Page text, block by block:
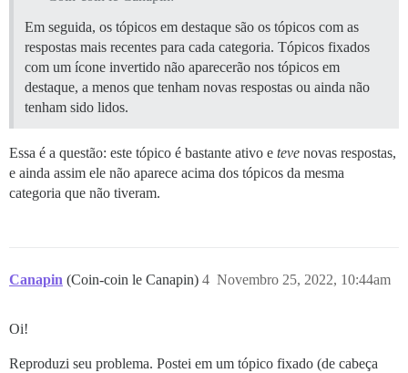
Em seguida, os tópicos em destaque são os tópicos com as
respostas mais recentes para cada categoria. Tópicos fixados
com um ícone invertido não aparecerão nos tópicos em
destaque, a menos que tenham novas respostas ou ainda não
tenham sido lidos.
Essa é a questão: este tópico é bastante ativo e teve novas respostas,
e ainda assim ele não aparece acima dos tópicos da mesma
categoria que não tiveram.
Canapin (Coin-coin le Canapin) Novembro 25, 2022, 10:44am
4
Oi!
Reproduzi seu problema. Postei em um tópico fixado (de cabeça